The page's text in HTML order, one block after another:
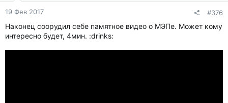
19 Фев 2017 #376
Наконец соорудил себе памятное видео о МЭПе. Может кому
интересно будет, 4мин. :drinks: